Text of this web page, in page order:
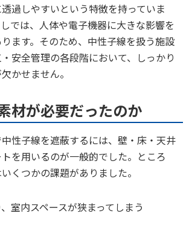
過しやすいという特徴を持っていま
では、人体や電子機器に大きな影響を
ます。そのため、中性子線を扱う施設
安全管理の各段階において、しっかり
かせません。
材が必要だったのか
性子線を遮蔽するには、壁・床・天井
を用いるのが一般的でした。ところ
くつかの課題がありました。
室内スペースが狭まってしまう